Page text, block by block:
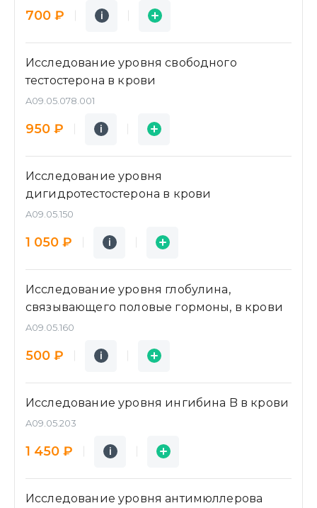
700 ₽ i
Подробнее
i
Заявка
Исследование уровня свободного
тестостерона в крови
A09.05.078.001
950 ₽ i
Подробнее
i
Заявка
Исследование уровня
дигидротестостерона в крови
A09.05.150
1 050 ₽ i
Подробнее
i
Заявка
Исследование уровня глобулина,
связывающего половые гормоны, в крови
A09.05.160
500 ₽ i
Подробнее
i
Заявка
Исследование уровня ингибина B в крови
A09.05.203
1 450 ₽ i
Подробнее
i
Заявка
Исследование уровня антимюллерова